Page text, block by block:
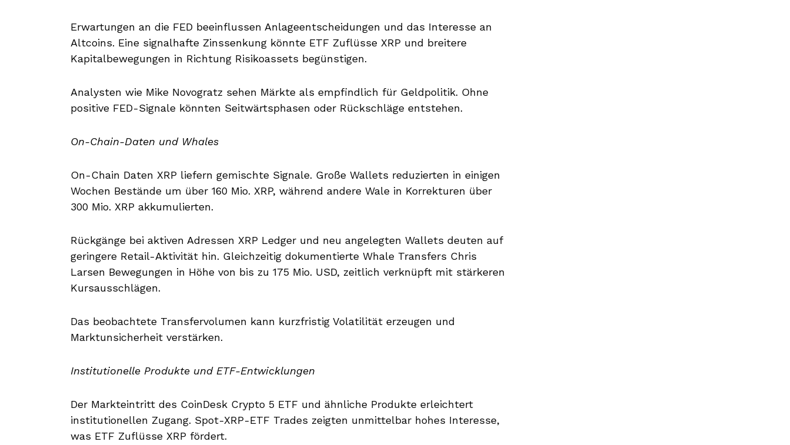
Erwartungen an die FED beeinflussen Anlageentscheidungen und das Interesse an
Altcoins. Eine signalhafte Zinssenkung könnte ETF Zuflüsse XRP und breitere
Kapitalbewegungen in Richtung Risikoassets begünstigen.
Analysten wie Mike Novogratz sehen Märkte als empfindlich für Geldpolitik. Ohne
positive FED-Signale könnten Seitwärtsphasen oder Rückschläge entstehen.
On-Chain-Daten und Whales
On-Chain Daten XRP liefern gemischte Signale. Große Wallets reduzierten in einigen
Wochen Bestände um über 160 Mio. XRP, während andere Wale in Korrekturen über
300 Mio. XRP akkumulierten.
Rückgänge bei aktiven Adressen XRP Ledger und neu angelegten Wallets deuten auf
geringere Retail-Aktivität hin. Gleichzeitig dokumentierte Whale Transfers Chris
Larsen Bewegungen in Höhe von bis zu 175 Mio. USD, zeitlich verknüpft mit stärkeren
Kursausschlägen.
Das beobachtete Transfervolumen kann kurzfristig Volatilität erzeugen und
Marktunsicherheit verstärken.
Institutionelle Produkte und ETF-Entwicklungen
Der Markteintritt des CoinDesk Crypto 5 ETF und ähnliche Produkte erleichtert
institutionellen Zugang. Spot-XRP-ETF Trades zeigten unmittelbar hohes Interesse,
was ETF Zuflüsse XRP fördert.